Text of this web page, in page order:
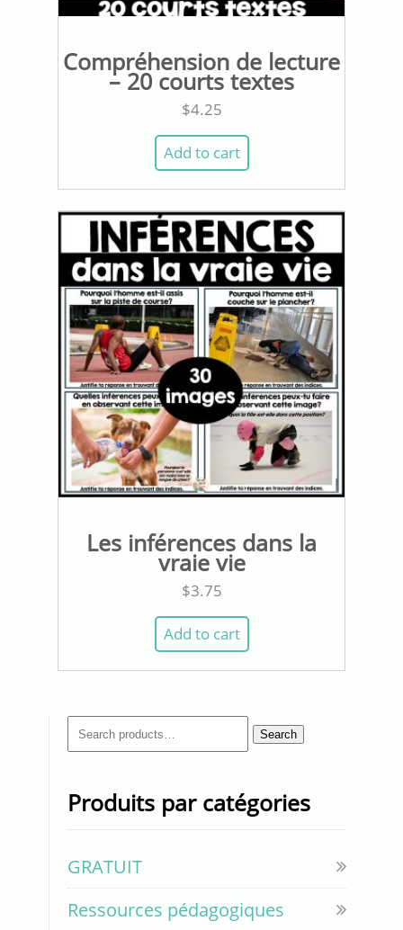
Compréhension de lecture
– 20 courts textes
$4.25
Add to cart
Les inférences dans la
vraie vie
$3.75
Add to cart
Search
for:
Search
Produits par catégories
GRATUIT
Ressources pédagogiques